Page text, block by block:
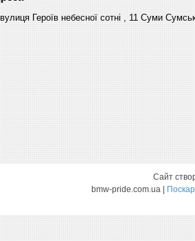
вулиця Героїв небесної сотні , 11 Суми
Сайт
bmw-pride.com.ua |